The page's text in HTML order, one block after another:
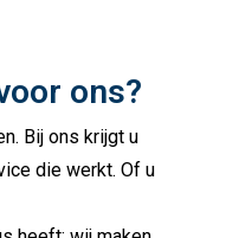
ons?
Bij ons krijgt u
die werkt. Of u